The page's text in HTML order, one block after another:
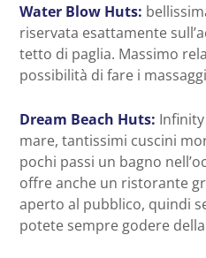
Water Blow Huts:
riservata esattamente
tetto di paglia. Massimo
possibilità di fare i
Dream Beach Huts:
mare, tantissimi cuscini
pochi passi un bagno
offre anche un ristorante
aperto al pubblico, quindi
potete sempre godere